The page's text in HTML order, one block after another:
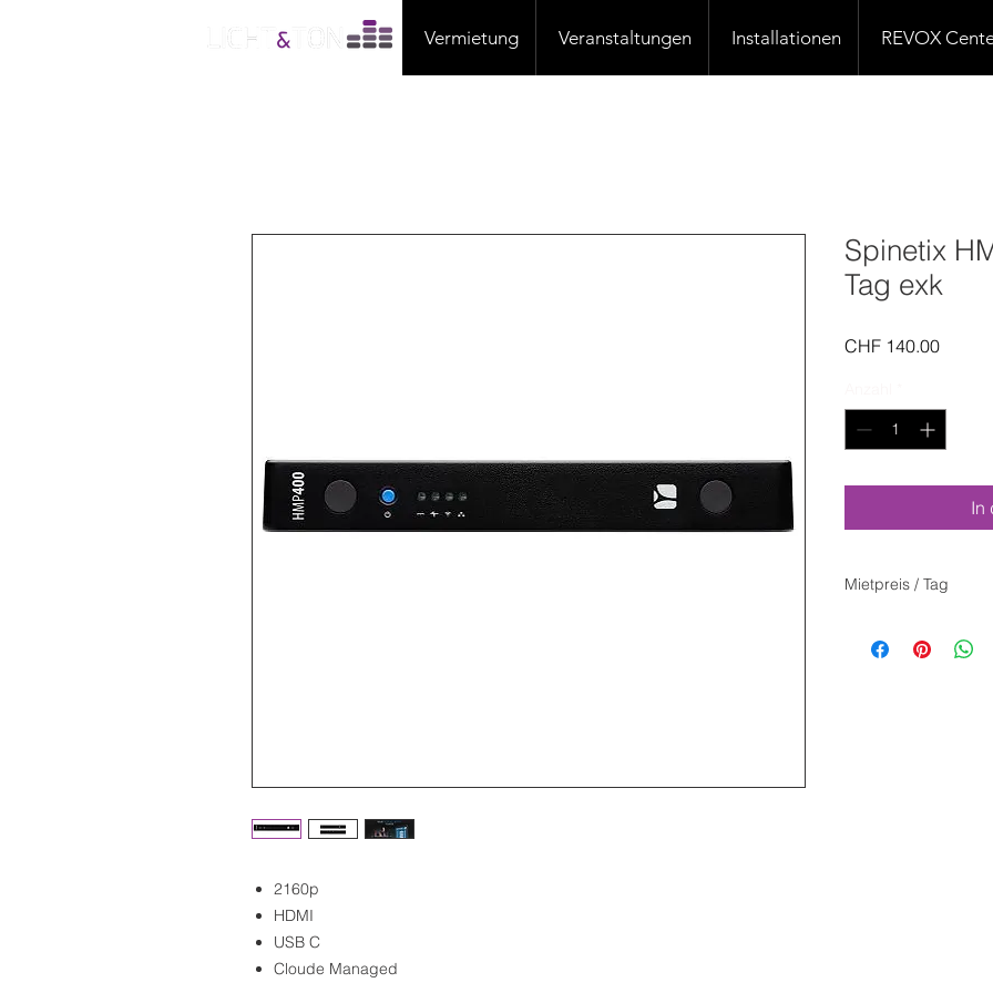
Vermietung Veranstaltungen Installationen REVOX
2160p
HDMI
USB C
Cloude Managed
Spinetix
Tag exk
CHF 140.00Preis
In
Mietpreis / Tag